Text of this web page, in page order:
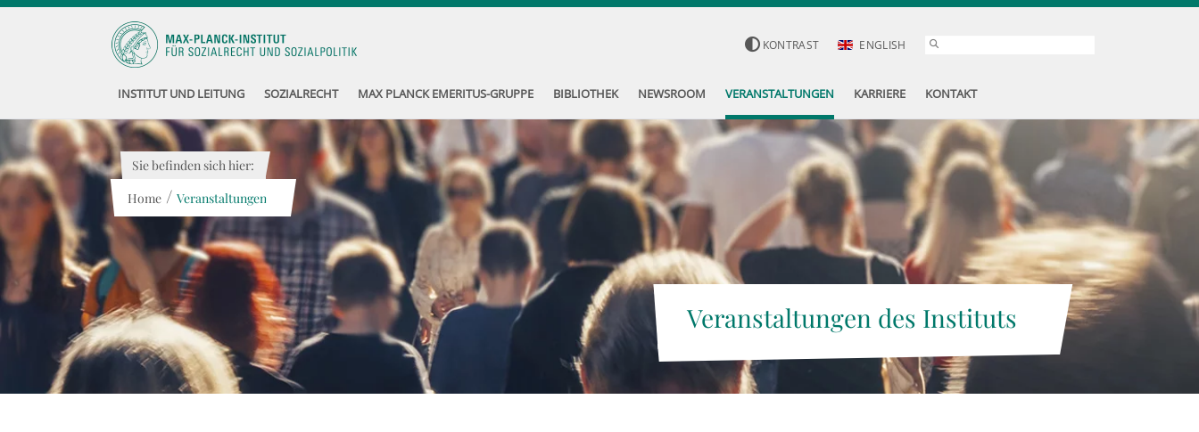
KONTRAST ENGLISH
INSTITUT UND LEITUNG SOZIALRECHT MAX PLANCK EMERITUS-GRUPPE BIBLIOTHEK NEWSROOM VERANSTALTUNGEN KARRIERE KONTAKT
Veranstaltungen des Instituts
Sie befinden sich hier:
Home / Veranstaltungen